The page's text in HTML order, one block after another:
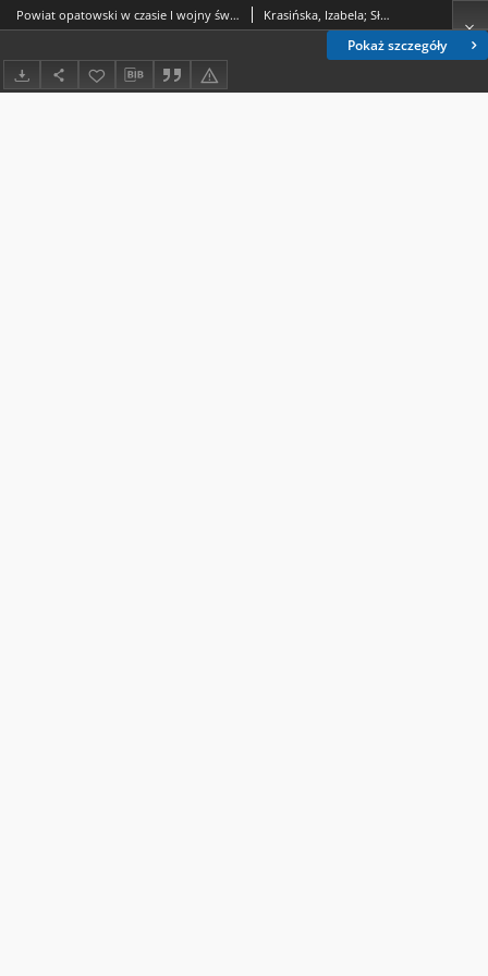
Pokaż szczegóły
Powiat opatowski w czasie I wojny światowej w świetle doniesień "Dziennika Urzędowego C. i K. Komendy Obwodowej w Opatowie" (1915-1918) Krasińska, Izabela; Sławiński, Piotr